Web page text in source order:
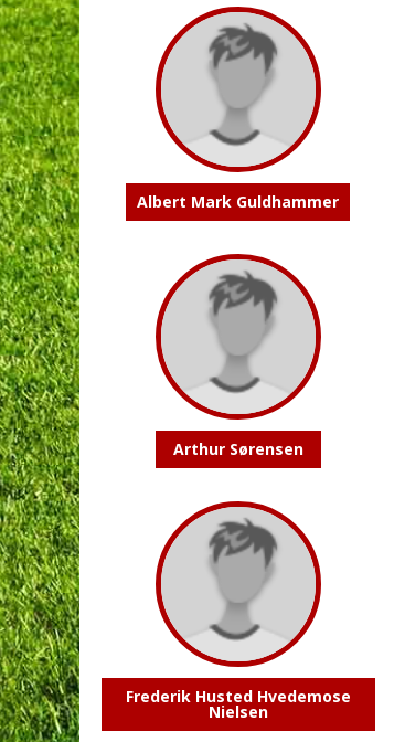
Albert Mark Guldhammer
Arthur Sørensen
Frederik Husted Hvedemose
Nielsen